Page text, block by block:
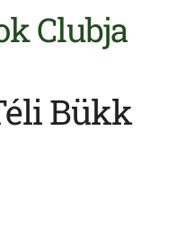
Clubja
Bükk